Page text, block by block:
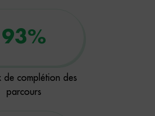
93%
de complétion des
parcours